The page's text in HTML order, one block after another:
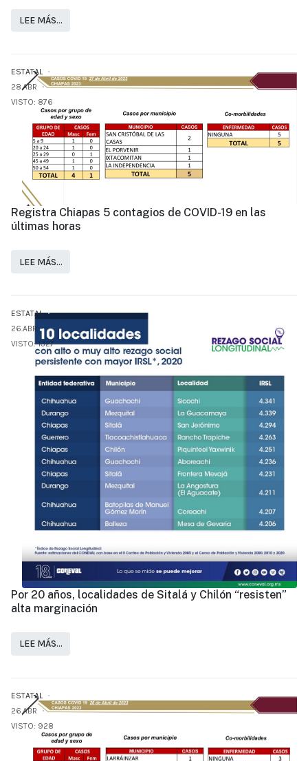
LEE MÁS…
ESTATAL
28.ABR
VISTO: 876
Registra Chiapas 5 contagios de COVID-19 en las
últimas horas
LEE MÁS…
ESTATAL
26.ABR
VISTO: 1327
Por 20 años, localidades de Sitalá y Chilón “resisten”
alta marginación
LEE MÁS…
ESTATAL
26.ABR
VISTO: 928